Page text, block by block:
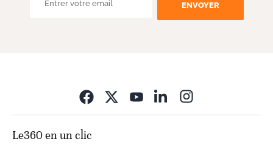
ENVOYER
Le360 en un clic